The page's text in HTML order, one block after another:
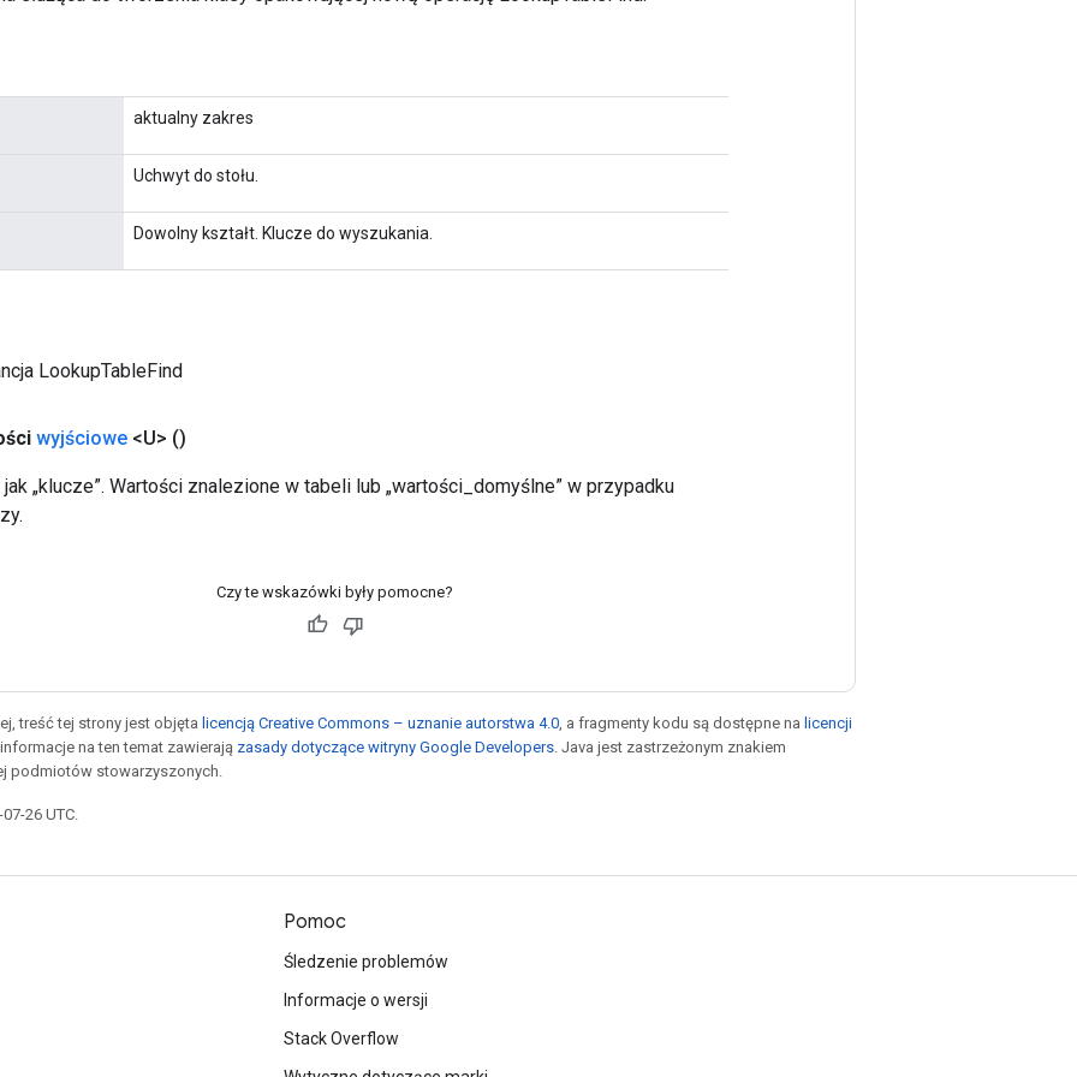
aktualny zakres
Uchwyt do stołu.
Dowolny kształt. Klucze do wyszukania.
LookupTableFind
wyjściowe <U> ()
„klucze”. Wartości znalezione w tabeli lub „wartości_domyślne” w przypadku
Czy te wskazówki były pomocne?
treść tej strony jest objęta licencją Creative Commons – uznanie autorstwa 4.0 , a fragmenty kodu są dostępne na licencji
informacje na ten temat zawierają zasady dotyczące witryny Google Developers . Java jest zastrzeżonym znakiem
podmiotów stowarzyszonych.
26 UTC.
Pomoc
Śledzenie problemów
Informacje o wersji
Stack Overflow